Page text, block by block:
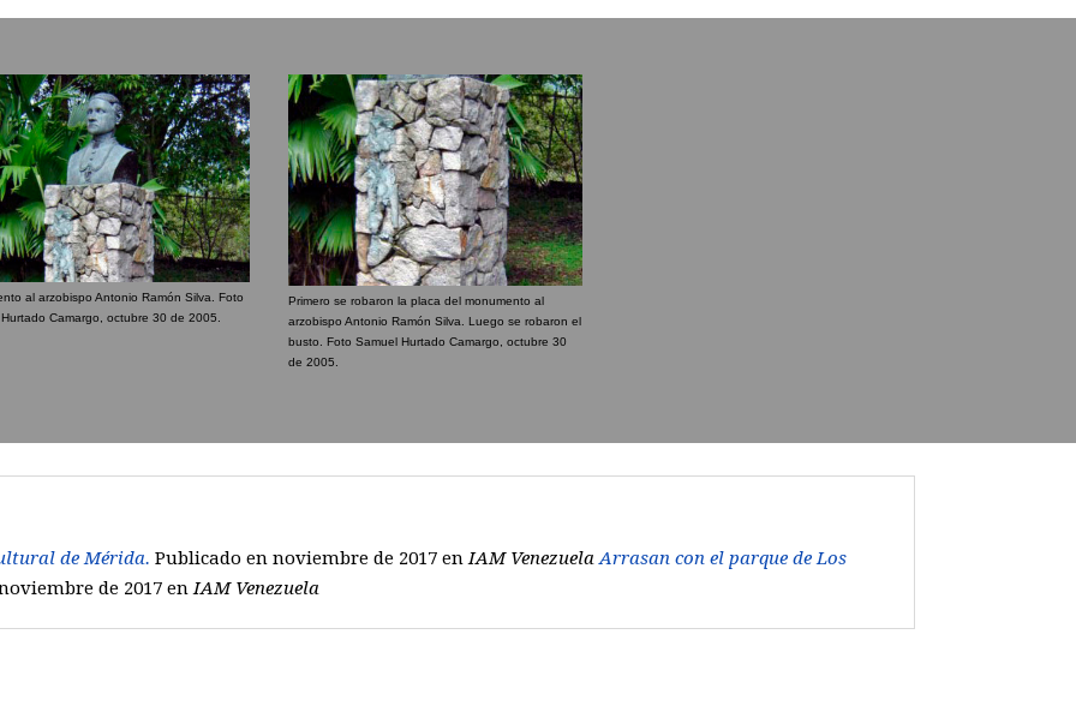
al arzobispo Antonio Ramón Silva. Foto
Camargo, octubre 30 de 2005.
Primero se robaron la placa del monumento al
arzobispo Antonio Ramón Silva. Luego se robaron el
busto. Foto Samuel Hurtado Camargo, octubre 30
de 2005.
de Mérida. Publicado en noviembre de 2017 enIAM Venezuela Arrasan con el parque de Los
de 2017 enIAM Venezuela